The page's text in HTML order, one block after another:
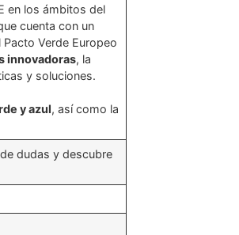
en los ámbitos del
cuenta con un
Verde Europeo
innovadoras, la
y soluciones.
y azul, así como la
dudas y descubre